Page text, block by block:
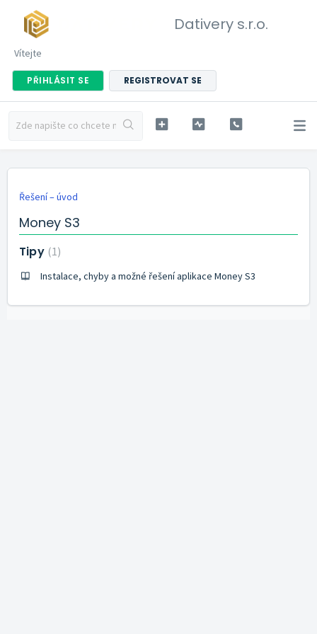
Dativery s.r.o.
Vítejte
PŘIHLÁSIT SE REGISTROVAT SE
Řešení – úvod
Money S3
Tipy 1
Instalace, chyby a možné řešení aplikace Money S3